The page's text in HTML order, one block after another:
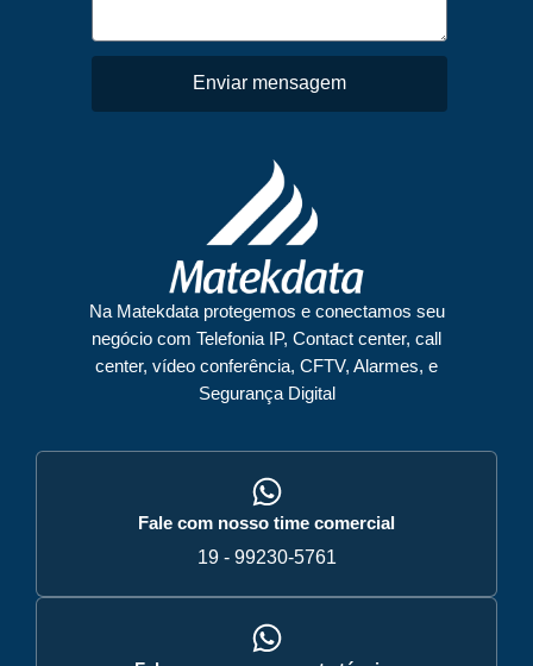
Enviar mensagem
Na Matekdata protegemos e conectamos seu
negócio com Telefonia IP, Contact center, call
center, vídeo conferência, CFTV, Alarmes, e
Segurança Digital
Fale com nosso time comercial
19 - 99230-5761